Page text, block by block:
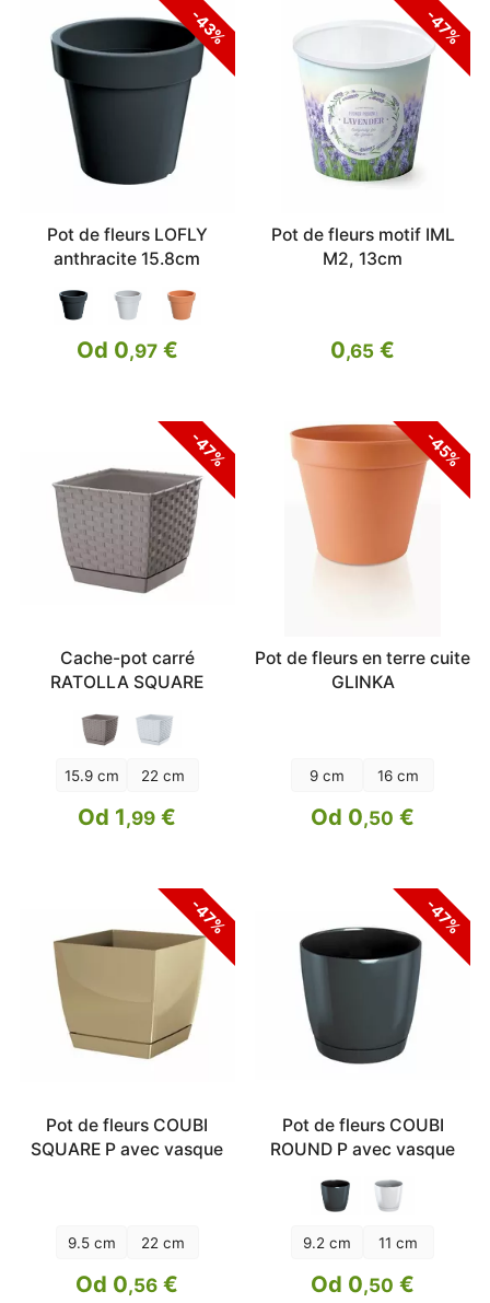
-43%
Pot de fleurs LOFLY
anthracite 15.8cm
Od 0,97€
-47%
Pot de fleurs motif IML
M2, 13cm
0,65 €
-47%
Cache-pot carré
RATOLLA SQUARE
15.9 cm 22 cm
Od 1,99 €
-45%
Pot de fleurs en terre cuite
GLINKA
9 cm 16 cm
Od 0,50 €
-47%
Pot de fleurs COUBI
SQUARE P avec vasque
9.5 cm 22 cm
Od 0,56 €
-47%
Pot de fleurs COUBI
ROUND P avec vasque
9.2 cm 11 cm
Od 0,50 €